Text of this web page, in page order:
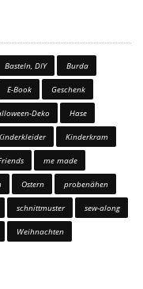
Basteln, DIY Burda
E-Book Geschenk
Deko Hase
Kinderkram
me made
Ostern probenähen
schnittmuster sew-along
Weihnachten